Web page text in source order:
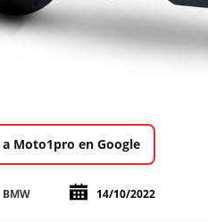
a Moto1pro en Google
BMW 14/10/2022